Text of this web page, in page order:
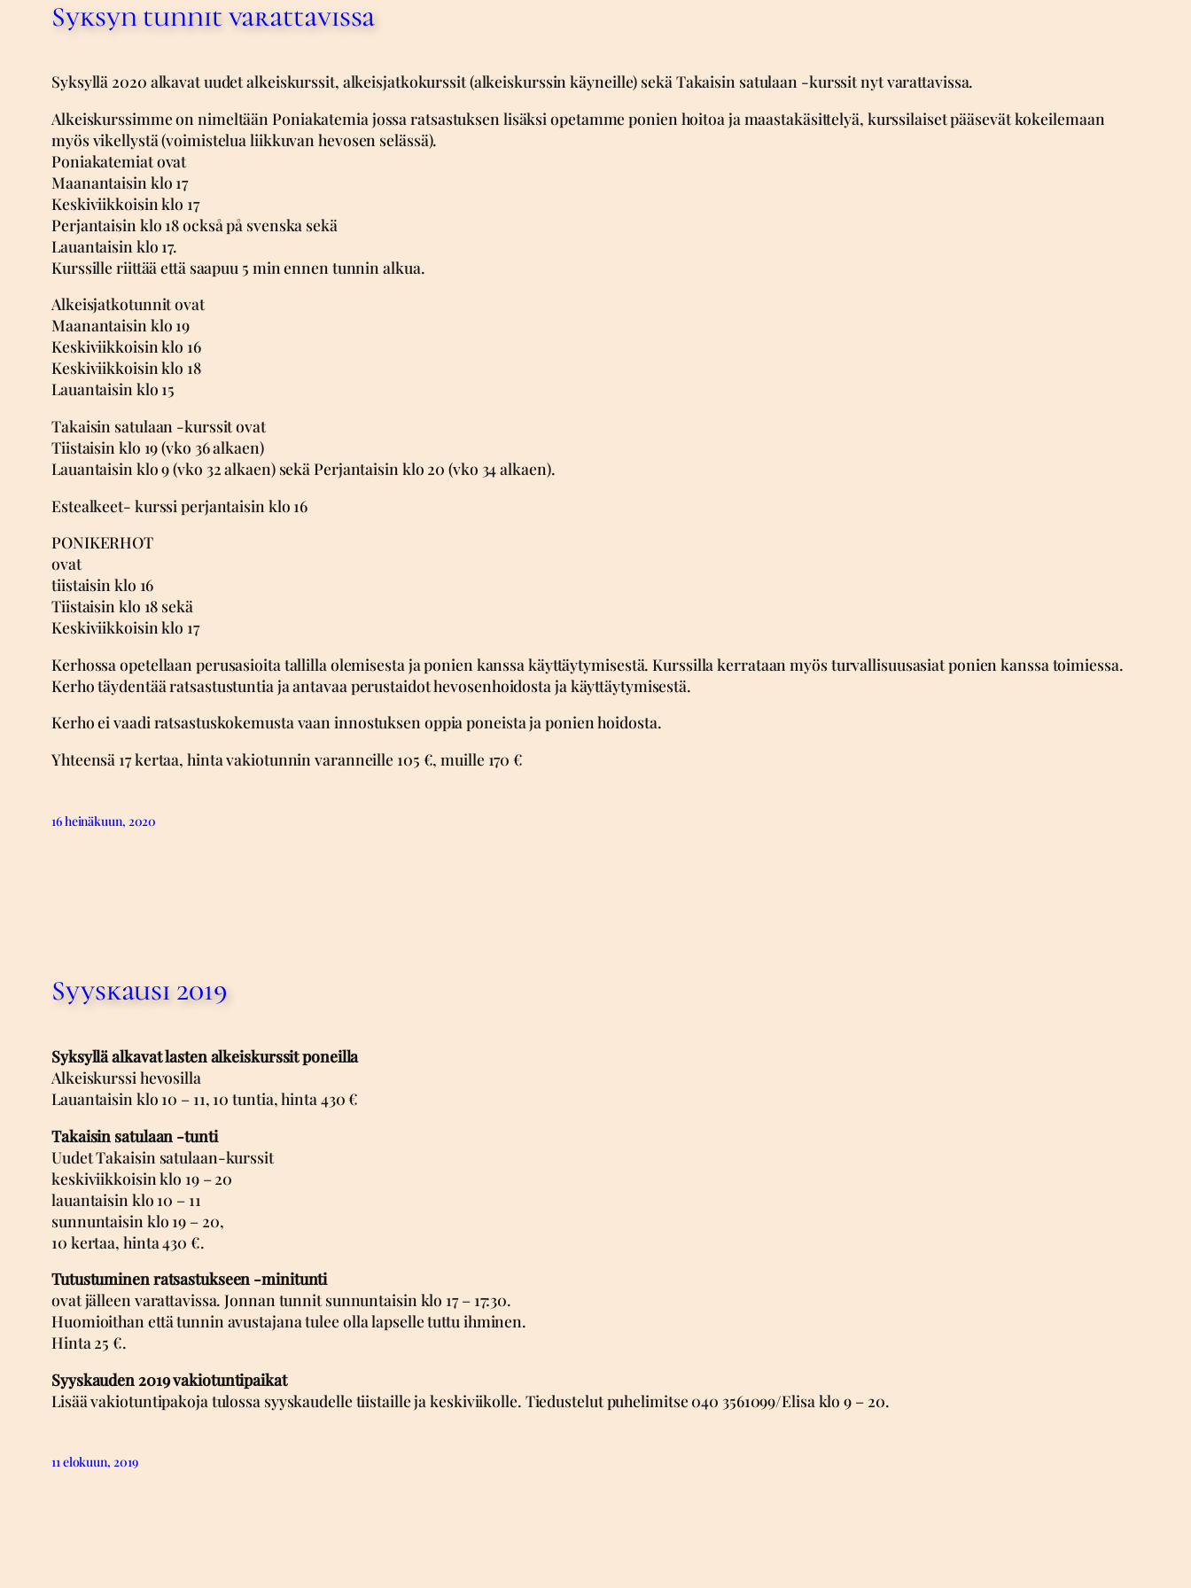
Syksyn tunnit varattavissa
Syksyllä 2020 alkavat uudet alkeiskurssit, alkeisjatkokurssit (alkeiskurssin käyneille) sekä Takaisin satulaan -kurssit nyt varattavissa.
Alkeiskurssimme on nimeltään Poniakatemia jossa ratsastuksen lisäksi opetamme ponien hoitoa ja maastakäsittelyä, kurssilaiset pääsevät kokeilemaan
myös vikellystä (voimistelua liikkuvan hevosen selässä).
Poniakatemiat ovat
Maanantaisin klo 17
Keskiviikkoisin klo 17
Perjantaisin klo 18 också på svenska sekä
Lauantaisin klo 17.
Kurssille riittää että saapuu 5 min ennen tunnin alkua.
Alkeisjatkotunnit ovat
Maanantaisin klo 19
Keskiviikkoisin klo 16
Keskiviikkoisin klo 18
Lauantaisin klo 15
Takaisin satulaan -kurssit ovat
Tiistaisin klo 19 (vko 36 alkaen)
Lauantaisin klo 9 (vko 32 alkaen) sekä Perjantaisin klo 20 (vko 34 alkaen).
Estealkeet- kurssi perjantaisin klo 16
PONIKERHOT
ovat
tiistaisin klo 16
Tiistaisin klo 18 sekä
Keskiviikkoisin klo 17
Kerhossa opetellaan perusasioita tallilla olemisesta ja ponien kanssa käyttäytymisestä. Kurssilla kerrataan myös turvallisuusasiat ponien kanssa toimiessa.
Kerho täydentää ratsastustuntia ja antavaa perustaidot hevosenhoidosta ja käyttäytymisestä.
Kerho ei vaadi ratsastuskokemusta vaan innostuksen oppia poneista ja ponien hoidosta.
Yhteensä 17 kertaa, hinta vakiotunnin varanneille 105 €, muille 170 €
16 heinäkuun, 2020
Syyskausi 2019
Syksyllä alkavat lasten alkeiskurssit poneilla
Alkeiskurssi hevosilla
Lauantaisin klo 10 – 11, 10 tuntia, hinta 430 €
Takaisin satulaan -tunti
Uudet Takaisin satulaan-kurssit
keskiviikkoisin klo 19 – 20
lauantaisin klo 10 – 11
sunnuntaisin klo 19 – 20,
10 kertaa, hinta 430 €.
Tutustuminen ratsastukseen -minitunti
ovat jälleen varattavissa. Jonnan tunnit sunnuntaisin klo 17 – 17:30.
Huomioithan että tunnin avustajana tulee olla lapselle tuttu ihminen.
Hinta 25 €.
Syyskauden 2019 vakiotuntipaikat
Lisää vakiotuntipakoja tulossa syyskaudelle tiistaille ja keskiviikolle. Tiedustelut puhelimitse 040 3561099/Elisa klo 9 – 20.
11 elokuun, 2019